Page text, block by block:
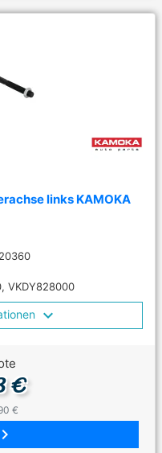
links KAMOKA
VKDY828000
€
€
keyboard_arrow_right